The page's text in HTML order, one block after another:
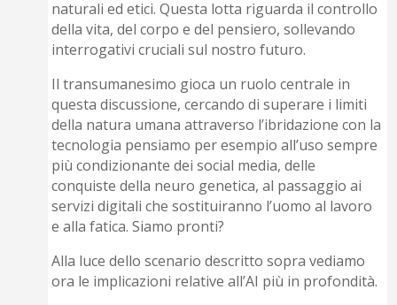
naturali ed etici. Questa lotta riguarda il controllo
della vita, del corpo e del pensiero, sollevando
interrogativi cruciali sul nostro futuro.
Il transumanesimo gioca un ruolo centrale in
questa discussione, cercando di superare i limiti
della natura umana attraverso l’ibridazione con la
tecnologia pensiamo per esempio all’uso sempre
più condizionante dei social media, delle
conquiste della neuro genetica, al passaggio ai
servizi digitali che sostituiranno l’uomo al lavoro
e alla fatica. Siamo pronti?
Alla luce dello scenario descritto sopra vediamo
ora le implicazioni relative all’AI più in profondità.